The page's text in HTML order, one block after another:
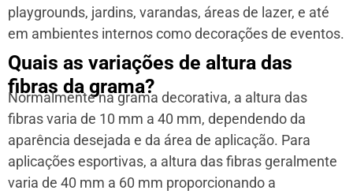
playgrounds, jardins, varandas, áreas de lazer, e até
em ambientes internos como decorações de eventos.
Quais as variações de altura das
fibras da grama?
Normalmente na grama decorativa, a altura das
fibras varia de 10 mm a 40 mm, dependendo da
aparência desejada e da área de aplicação. Para
aplicações esportivas, a altura das fibras geralmente
varia de 40 mm a 60 mm proporcionando a